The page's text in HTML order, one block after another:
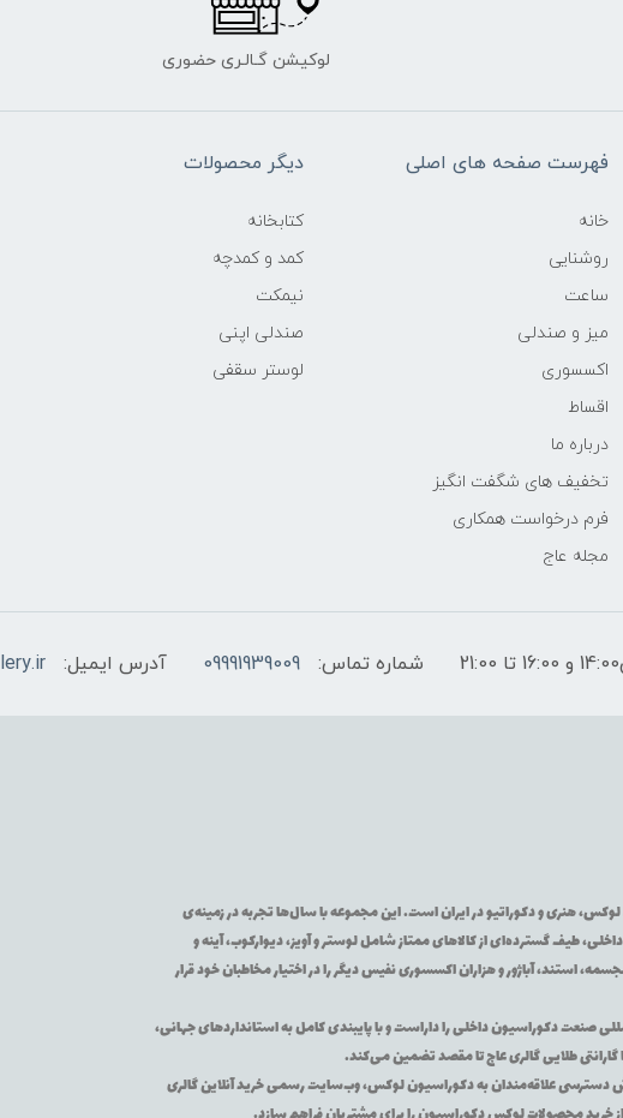
لوکیشن گـالـری حضوری
فهرست صفحه های اصلی
خانه
روشنایی
ساعت
میز و صندلی
اکسسوری
اقساط
درباره ما
تخفیف های شگفت انگیز
فرم درخواست همکاری
مجله عاج
دیگر محصولات
کتابخانه
کمد و کمدچه
نیمکت
صندلی اپنی
لوستر سقفی
شماره تماس: 09991939009 آدرس ایمیل:
هنری و دکوراتیو در ایران است. این مجموعه با سال‌ها تجربه در زمینه‌ی
طیف گسترده‌ای از کالاهای ممتاز شامل لوستر و آویز، دیوارکوب، آینه و
استند، آباژور و هزاران اکسسوری نفیس دیگر را در اختیار مخاطبان خود قرار
صنعت دکوراسیون داخلی را داراست و با پایبندی کامل به استانداردهای جهانی،
طلایی گالری عاج تا مقصد تضمین می‌کند.
گسترش دسترسی علاقه‌مندان به دکوراسیون لوکس، وب‌سایت رسمی خرید آنلاین گالری